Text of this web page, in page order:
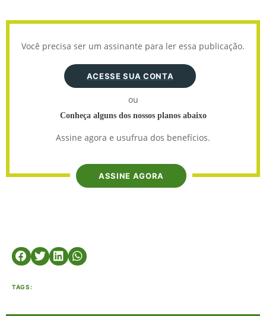
Você precisa ser um assinante para ler essa publicação.
ACESSE SUA CONTA
ou
Conheça alguns dos nossos planos abaixo
Assine agora e usufrua dos benefícios.
ASSINE AGORA
TAGS: